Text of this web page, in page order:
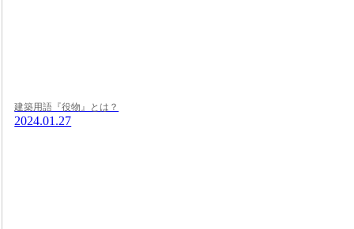
建築用語『役物』とは？
2024.01.27